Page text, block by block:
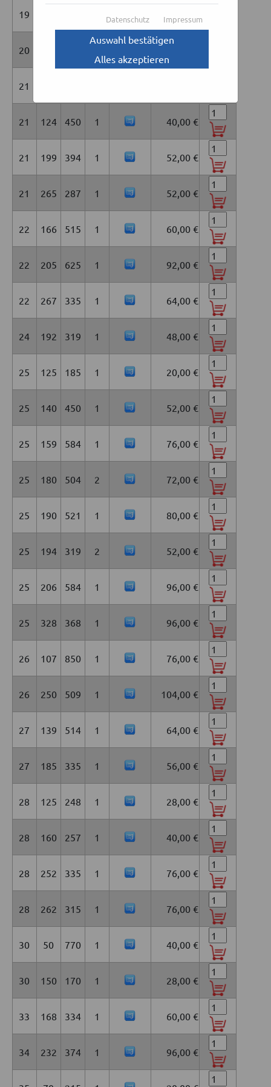
19
20
21
21 124 450 1 40,00 €
21 199 394 1 52,00 €
21 265 287 1 52,00 €
22 166 515 1 60,00 €
22 205 625 1 92,00 €
22 267 335 1 64,00 €
24 192 319 1 48,00 €
25 125 185 1 20,00 €
25 140 450 1 52,00 €
25 159 584 1 76,00 €
25 180 504 2 72,00 €
25 190 521 1 80,00 €
25 194 319 2 52,00 €
25 206 584 1 96,00 €
25 328 368 1 96,00 €
26 107 850 1 76,00 €
26 250 509 1 104,00 €
27 139 514 1 64,00 €
27 185 335 1 56,00 €
28 125 248 1 28,00 €
28 160 257 1 40,00 €
28 252 335 1 76,00 €
28 262 315 1 76,00 €
30 50 770 1 40,00 €
30 150 170 1 28,00 €
33 168 334 1 60,00 €
34 232 374 1 96,00 €
Datenschutz Impressum
Auswahl bestätigen
Alles akzeptieren